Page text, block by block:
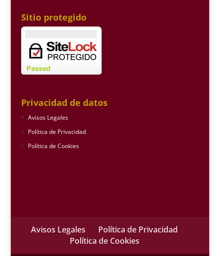
Sitio protegido
Privacidad de datos
Avisos Legales
Política de Privacidad
Política de Cookies
Avisos Legales
Política de Privacidad
Política de Cookies